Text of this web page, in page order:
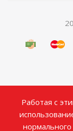
Работая с